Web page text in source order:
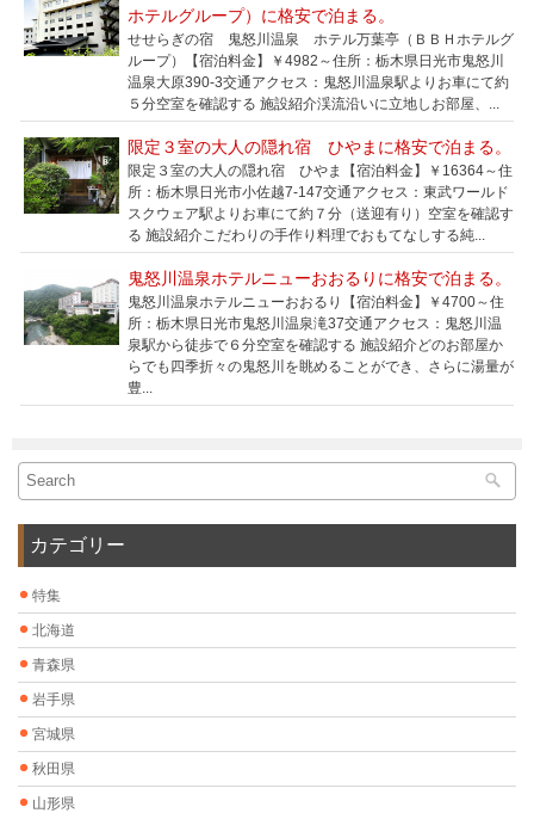
ホテルグループ）に格安で泊まる。
せせらぎの宿 鬼怒川温泉 ホテル万葉亭（ＢＢＨホテルグ
ループ）【宿泊料金】￥4982～住所：栃木県日光市鬼怒川
温泉大原390-3交通アクセス：鬼怒川温泉駅よりお車にて約
５分空室を確認する 施設紹介渓流沿いに立地しお部屋、...
限定３室の大人の隠れ宿 ひやまに格安で泊まる。
限定３室の大人の隠れ宿 ひやま【宿泊料金】￥16364～住
所：栃木県日光市小佐越7-147交通アクセス：東武ワールド
スクウェア駅よりお車にて約７分（送迎有り）空室を確認す
る 施設紹介こだわりの手作り料理でおもてなしする純...
鬼怒川温泉ホテルニューおおるりに格安で泊まる。
鬼怒川温泉ホテルニューおおるり【宿泊料金】￥4700～住
所：栃木県日光市鬼怒川温泉滝37交通アクセス：鬼怒川温
泉駅から徒歩で６分空室を確認する 施設紹介どのお部屋か
らでも四季折々の鬼怒川を眺めることができ、さらに湯量が
豊...
カテゴリー
特集
北海道
青森県
岩手県
宮城県
秋田県
山形県